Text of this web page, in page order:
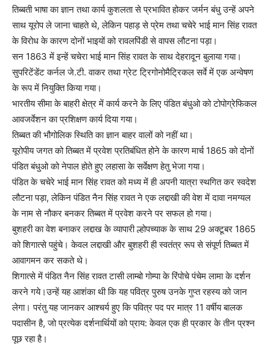
तिब्बती भाषा का ज्ञान तथा कार्य कुशलता से प्रभावित होकर जर्मन बंधु उन्हें अपने
साथ यूरोप ले जाना चाहते थे, लेकिन पहाड़ से प्रेम तथा चचेरे भाई मान सिंह रावत
के विरोध के कारण दोनों भाइयों को रावलपिंडी से वापस लौटना पड़ा।
सन 1863 में इन्हें चचेरा भाई मान सिंह रावत के साथ देहरादून बुलाया गया।
सुपरिटेंडेंट कर्नल जे.टी. वाकर तथा ग्रेट ट्रिगोनोमैट्रिकल सर्वे में एक अन्वेषण
के रूप में नियुक्ति किया गया।
भारतीय सीमा के बाहरी क्षेत्र में कार्य करने के लिए पंडित बंधुओ को टोपोग्रेफिकल
आवजर्वेशन का प्रशिक्षण कार्य दिया गया।
तिब्बत की भौगोलिक स्थिति का ज्ञान बाहर वालों को नहीं था।
यूरोपीय जगत को तिब्बत में प्रवेश प्रतिबंधित होने के कारण मार्च 1865 को दोनों
पंडित बंधुओ को नेपाल होते हुए लहासा के सर्वेक्षण हेतु भेजा गया।
पंडित के चचेरे भाई मान सिंह रावत को मध्य में ही अपनी यात्रा स्थगित कर स्वदेश
लौटना पड़ा, लेकिन पंडित नैन सिंह रावत ने एक लद्दाखी की वेश में दावा नमग्यल
के नाम से नौकर बनकर तिब्बत में प्रवेश करने पर सफल हो गया।
बुशहरी का वेश बनाकर लद्दाख के व्यापारी ल्होपच्याक के साथ 29 अक्टूबर 1865
को शिगात्से पहुंचे। केवल लद्दाखी और बुशहरी ही स्वतंत्र रूप से संपूर्ण तिब्बत में
आवागमन कर सकते थे।
शिगात्से में पंडित नैन सिंह रावत टासी लाम्बो गोम्पा के रिंपोचे पंचेम लामा के दर्शन
करने गये।उन्हें यह आशंका थी कि यह पवित्र पुरुष उनके गुप्त रहस्य को जान
लेगा। परंतु यह जानकर आश्चर्य हुए कि पवित्र पद पर मात्र 11 वर्षीय बालक
पदासीन है, जो प्रत्येक दर्शनार्थियों को प्राय: केवल एक ही प्रकार के तीन प्रश्न
पूछ रहा है।